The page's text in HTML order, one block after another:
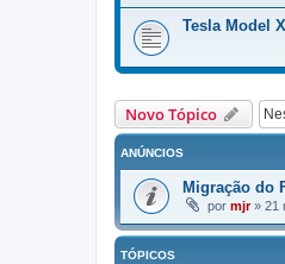
Tesla Model X
Novo Tópico
ANÚNCIOS
Migração do
por mjr» 21
TÓPICOS